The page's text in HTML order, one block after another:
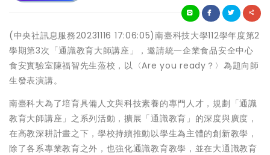
(中央社訊息服務20231116 17:06:05)南臺科技大學112學年度第2
學期第3次「通識教育大師講座」，邀請統一企業食品安全中心
食安實驗室陳福智先生蒞校，以〈Are you ready？〉為題向師
生發表演講。
南臺科大為了培育具備人文與科技素養的專門人才，規劃「通識
教育大師講座」之系列活動，擴展「通識教育」的深度與廣度，
在高教深耕計畫之下，學校持續推動以學生為主體的創新教學，
除了各系專業教育之外，也強化通識教育教學，並在大通識教育